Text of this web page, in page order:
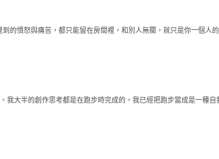
的憤怒與痛苦，都只能留在房間裡，和別人無關，就只是你一個人
大半的創作思考都是在跑步時完成的。我已經把跑步當成是一種